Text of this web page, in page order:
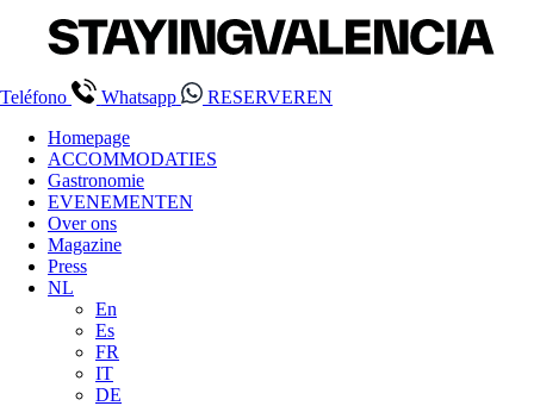
Teléfono Whatsapp
RESERVEREN
Homepage
ACCOMMODATIES
Gastronomie
EVENEMENTEN
Over ons
Magazine
Press
NL
En
Es
FR
IT
DE